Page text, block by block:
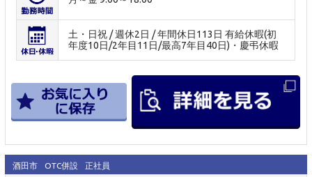
土・日祝 / 週休2日 / 年間休日113日 有給休暇(初
年度10日/2年目11日/最高7年目40日)・慶弔休暇
酒田市 OTC併設 正社員